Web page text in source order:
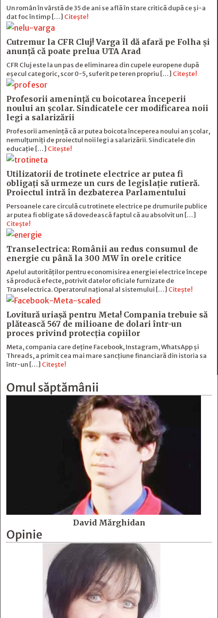
Un român în vârstă de 35 de ani se află în stare critică după ce și-a
dat foc în timp […] Citește!
Cutremur la CFR Cluj! Varga îl dă afară pe Folha și
anunță că poate prelua UTA Arad
CFR Cluj este la un pas de eliminarea din cupele europene după
eșecul categoric, scor 0-5, suferit pe teren propriu […] Citește!
Profesorii amenință cu boicotarea începerii
noului an școlar. Sindicatele cer modificarea noii
legi a salarizării
Profesorii amenință că ar putea boicota începerea noului an școlar,
nemulțumiți de proiectul noii legi a salarizării. Sindicatele din
educație […] Citește!
Utilizatorii de trotinete electrice ar putea fi
obligați să urmeze un curs de legislație rutieră.
Proiectul intră în dezbaterea Parlamentului
Persoanele care circulă cu trotinete electrice pe drumurile publice
ar putea fi obligate să dovedească faptul că au absolvit un […]
Citește!
Transelectrica: Românii au redus consumul de
energie cu până la 300 MW în orele critice
Apelul autorităților pentru economisirea energiei electrice începe
să producă efecte, potrivit datelor oficiale furnizate de
Transelectrica. Operatorul național al sistemului […] Citește!
Lovitură uriașă pentru Meta! Compania trebuie să
plătească 567 de milioane de dolari într-un
proces privind protecția copiilor
Meta, compania care deține Facebook, Instagram, WhatsApp și
Threads, a primit cea mai mare sancțiune financiară din istoria sa
într-un […] Citește!
Omul săptămânii
David Mărghidan
Opinie